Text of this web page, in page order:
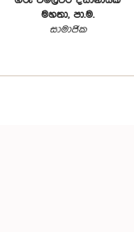
මහතා, පා.ම.
සාමාජික